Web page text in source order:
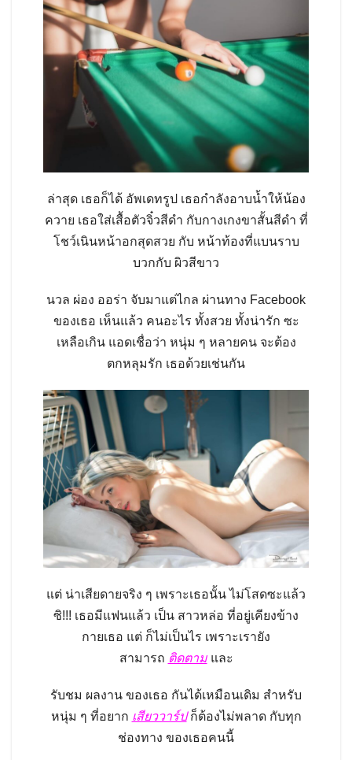
ล่าสุด เธอก็ได้ อัพเดทรูป เธอกำลังอาบน้ำให้น้อง
ควาย เธอใส่เสื้อตัวจิ๋วสีดำ กับกางเกงขาสั้นสีดำ ที่
โชว์เนินหน้าอกสุดสวย กับ หน้าท้องที่แบนราบ
บวกกับ ผิวสีขาว
นวล ผ่อง ออร่า จับมาแต่ไกล ผ่านทาง Facebook
ของเธอ เห็นแล้ว คนอะไร ทั้งสวย ทั้งน่ารัก ซะ
เหลือเกิน แอดเชื่อว่า หนุ่ม ๆ หลายคน จะต้อง
ตกหลุมรัก เธอด้วยเช่นกัน
แต่ น่าเสียดายจริง ๆ เพราะเธอนั้น ไม่โสดซะแล้ว
ซิ!!! เธอมีแฟนแล้ว เป็น สาวหล่อ ที่อยู่เคียงข้าง
กายเธอ แต่ ก็ไม่เป็นไร เพราะเรายัง
สามารถ ติดตามและ
รับชม ผลงาน ของเธอ กันได้เหมือนเดิม สำหรับ
หนุ่ม ๆ ที่อยาก เสียววาร์ปก็ต้องไม่พลาด กับทุก
ช่องทาง ของเธอคนนี้